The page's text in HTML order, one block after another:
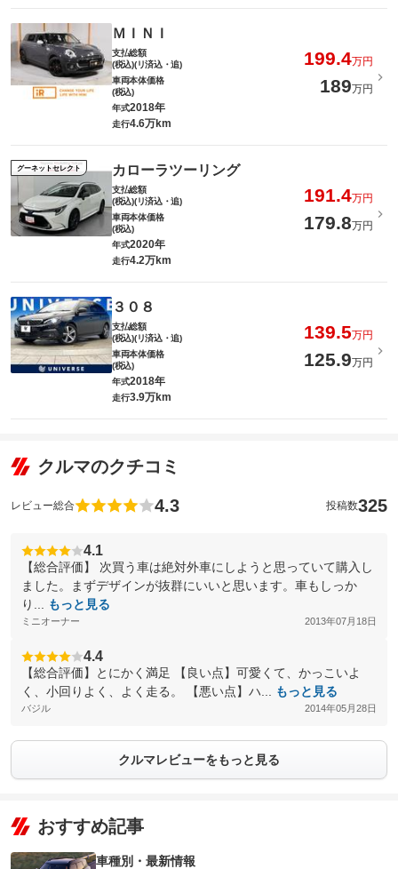
ＭＩＮＩ
支払総額
(税込)(リ済込・追)
199.4万円
車両本体価格
(税込)
189万円
年式2018年
走行4.6万km
グーネットセレクト カローラツーリング
支払総額
(税込)(リ済込・追)
191.4万円
車両本体価格
(税込)
179.8万円
年式2020年
走行4.2万km
３０８
支払総額
(税込)(リ済込・追)
139.5万円
車両本体価格
(税込)
125.9万円
年式2018年
走行3.9万km
クルマのクチコミ
レビュー総合 4.3 投稿数325
4.1
【総合評価】 次買う車は絶対外車にしようと思っていて購入し
ました。まずデザインが抜群にいいと思います。車もしっか
り...
もっと見る
ミニオーナー 2013年07月18日
4.4
【総合評価】とにかく満足 【良い点】可愛くて、かっこいよ
く、小回りよく、よく走る。 【悪い点】ハ...
もっと見る
バジル 2014年05月28日
クルマレビューをもっと見る
おすすめ記事
車種別・最新情報